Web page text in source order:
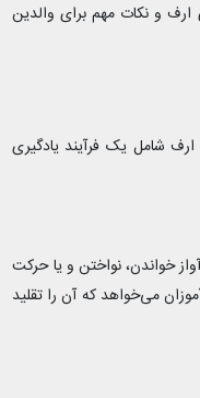
ارف و نکات مهم برای والدین
شامل یک فرآیند یادگیری
خواندن، نواختن و یا حرکت
می‌خواهد که آن را تقلید